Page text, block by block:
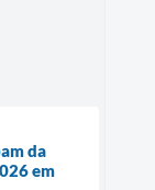
da
em